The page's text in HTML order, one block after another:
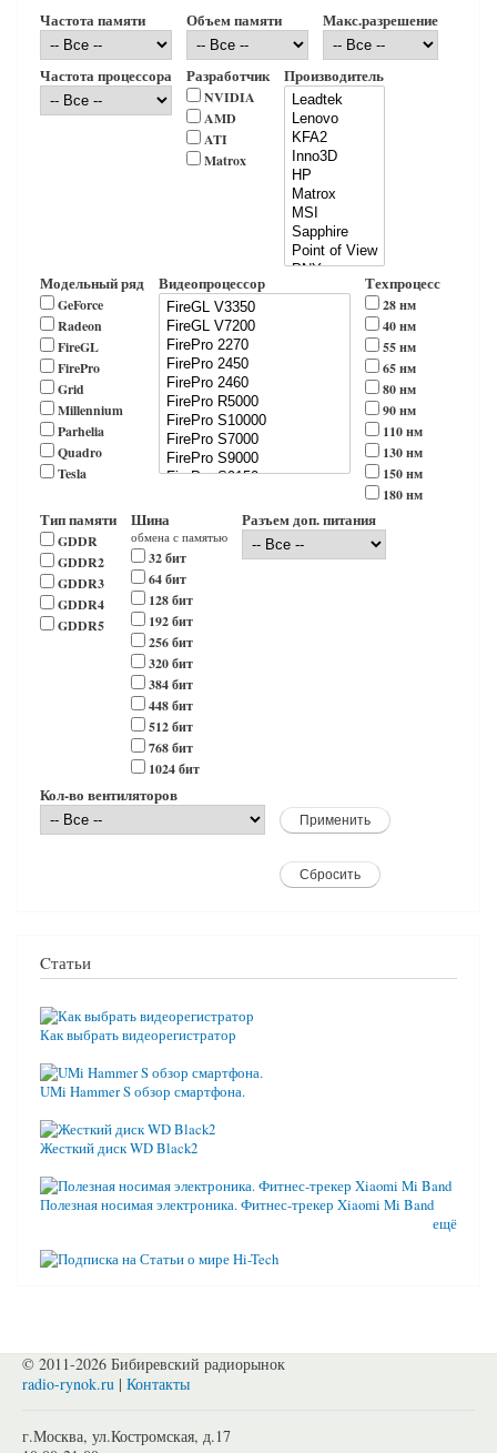
Частота памяти Объем памяти Макс.разрешение
Частота процессора Разработчик
NVIDIA
AMD
ATI
Matrox
Производитель
Модельный ряд
GeForce
Radeon
FireGL
FirePro
Grid
Millennium
Parhelia
Quadro
Tesla
Видеопроцессор Техпроцесс
28 нм
40 нм
55 нм
65 нм
80 нм
90 нм
110 нм
130 нм
150 нм
180 нм
Тип памяти
GDDR
GDDR2
GDDR3
GDDR4
GDDR5
Шина
обмена с памятью
32 бит
64 бит
128 бит
192 бит
256 бит
320 бит
384 бит
448 бит
512 бит
768 бит
1024 бит
Разъем доп. питания
Кол-во вентиляторов
Cтатьи
Как выбрать видеорегистратор
UMi Hammer S обзор смартфона.
Жесткий диск WD Black2
Полезная носимая электроника. Фитнес-трекер Xiaomi Mi Band
ещё
© 2011-2026 Бибиревский радиорынок
radio-rynok.ru | Контакты
г.Москва, ул.Костромская, д.17